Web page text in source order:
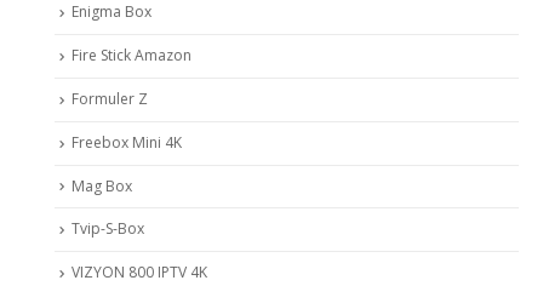
Enigma Box
Fire Stick Amazon
Formuler Z
Freebox Mini 4K
Mag Box
Tvip-S-Box
VIZYON 800 IPTV 4K